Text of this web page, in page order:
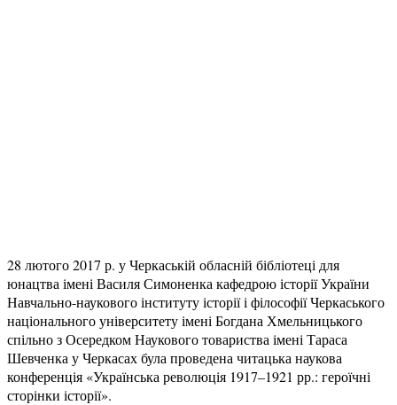
28 лютого 2017 р. у Черкаській обласній бібліотеці для
юнацтва імені Василя Симоненка кафедрою історії України
Навчально-наукового інституту історії і філософії Черкаського
національного університету імені Богдана Хмельницького
спільно з Осередком Наукового товариства імені Тараса
Шевченка у Черкасах була проведена читацька наукова
конференція «Українська революція 1917–1921 рр.: героїчні
сторінки історії».